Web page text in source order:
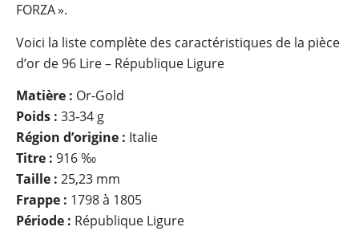
FORZA ».
Voici la liste complète des caractéristiques de la pièce
d’or de 96 Lire – République Ligure
Matière : Or-Gold
Poids : 33-34 g
Région d’origine : Italie
Titre : 916 ‰
Taille : 25,23 mm
Frappe : 1798 à 1805
Période : République Ligure